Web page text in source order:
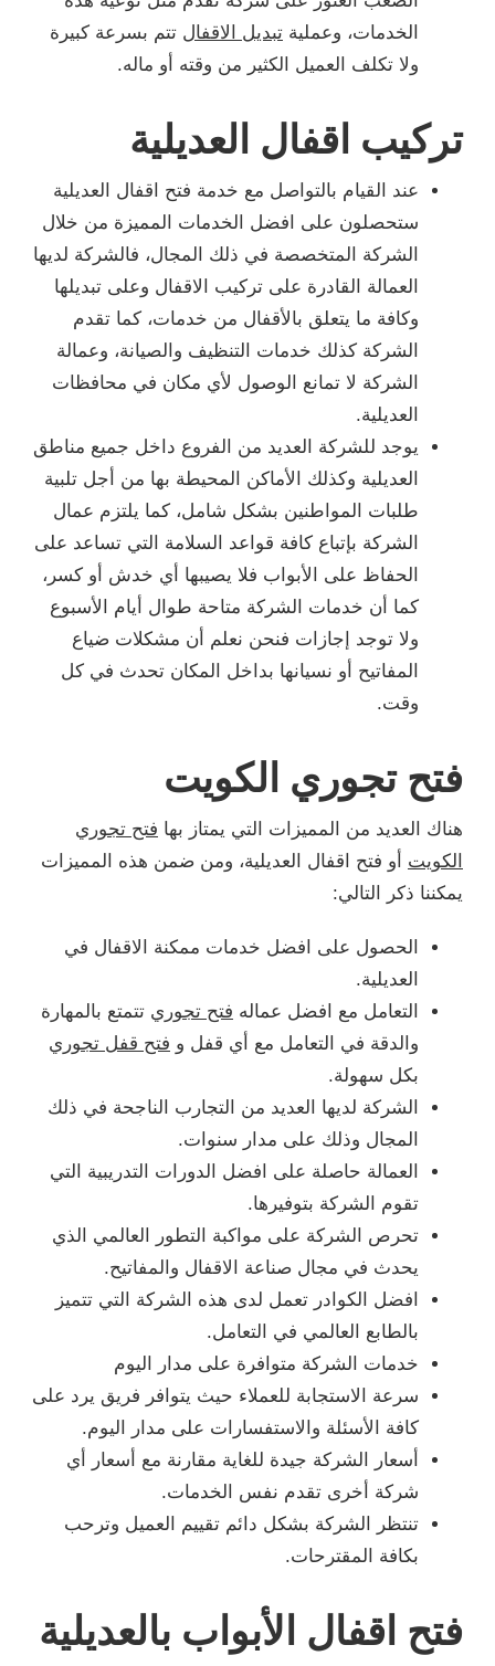
الخدمات، وعملية تبديل الاقفال تتم بسرعة كبيرة
ولا تكلف العميل الكثير من وقته أو ماله.
تركيب اقفال العديلية
عند القيام بالتواصل مع خدمة فتح اقفال العديلية
ستحصلون على افضل الخدمات المميزة من خلال
الشركة المتخصصة في ذلك المجال، فالشركة لديها
العمالة القادرة على تركيب الاقفال وعلى تبديلها
وكافة ما يتعلق بالأقفال من خدمات، كما تقدم
الشركة كذلك خدمات التنظيف والصيانة، وعمالة
الشركة لا تمانع الوصول لأي مكان في محافظات
العديلية.
يوجد للشركة العديد من الفروع داخل جميع مناطق
العديلية وكذلك الأماكن المحيطة بها من أجل تلبية
طلبات المواطنين بشكل شامل، كما يلتزم عمال
الشركة بإتباع كافة قواعد السلامة التي تساعد على
الحفاظ على الأبواب فلا يصيبها أي خدش أو كسر،
كما أن خدمات الشركة متاحة طوال أيام الأسبوع
ولا توجد إجازات فنحن نعلم أن مشكلات ضياع
المفاتيح أو نسيانها بداخل المكان تحدث في كل
وقت.
فتح تجوري الكويت
هناك العديد من المميزات التي يمتاز بها فتح تجوري
الكويت أو فتح اقفال العديلية، ومن ضمن هذه المميزات
يمكننا ذكر التالي:
الحصول على افضل خدمات ممكنة الاقفال في
العديلية.
التعامل مع افضل عماله فتح تجوري تتمتع بالمهارة
والدقة في التعامل مع أي قفل و فتح قفل تجوري
بكل سهولة.
الشركة لديها العديد من التجارب الناجحة في ذلك
المجال وذلك على مدار سنوات.
العمالة حاصلة على افضل الدورات التدريبية التي
تقوم الشركة بتوفيرها.
تحرص الشركة على مواكبة التطور العالمي الذي
يحدث في مجال صناعة الاقفال والمفاتيح.
افضل الكوادر تعمل لدى هذه الشركة التي تتميز
بالطابع العالمي في التعامل.
خدمات الشركة متوافرة على مدار اليوم
سرعة الاستجابة للعملاء حيث يتوافر فريق يرد على
كافة الأسئلة والاستفسارات على مدار اليوم.
أسعار الشركة جيدة للغاية مقارنة مع أسعار أي
شركة أخرى تقدم نفس الخدمات.
تنتظر الشركة بشكل دائم تقييم العميل وترحب
بكافة المقترحات.
فتح اقفال الأبواب بالعديلية